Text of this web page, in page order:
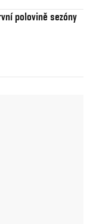
polovině sezóny